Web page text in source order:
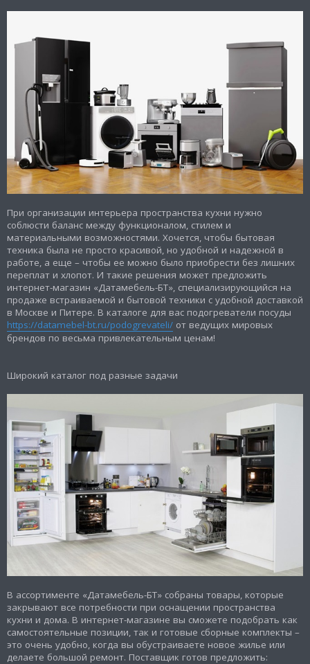
При организации интерьера пространства кухни нужно
соблюсти баланс между функционалом, стилем и
материальными возможностями. Хочется, чтобы бытовая
техника была не просто красивой, но удобной и надежной в
работе, а еще – чтобы ее можно было приобрести без лишних
переплат и хлопот. И такие решения может предложить
интернет-магазин «Датамебель-БТ», специализирующийся на
продаже встраиваемой и бытовой техники с удобной доставкой
в Москве и Питере. В каталоге для вас подогреватели посуды
https://datamebel-bt.ru/podogrevateli/ от ведущих мировых
брендов по весьма привлекательным ценам!
Широкий каталог под разные задачи
В ассортименте «Датамебель-БТ» собраны товары, которые
закрывают все потребности при оснащении пространства
кухни и дома. В интернет-магазине вы сможете подобрать как
самостоятельные позиции, так и готовые сборные комплекты –
это очень удобно, когда вы обустраиваете новое жилье или
делаете большой ремонт. Поставщик готов предложить: